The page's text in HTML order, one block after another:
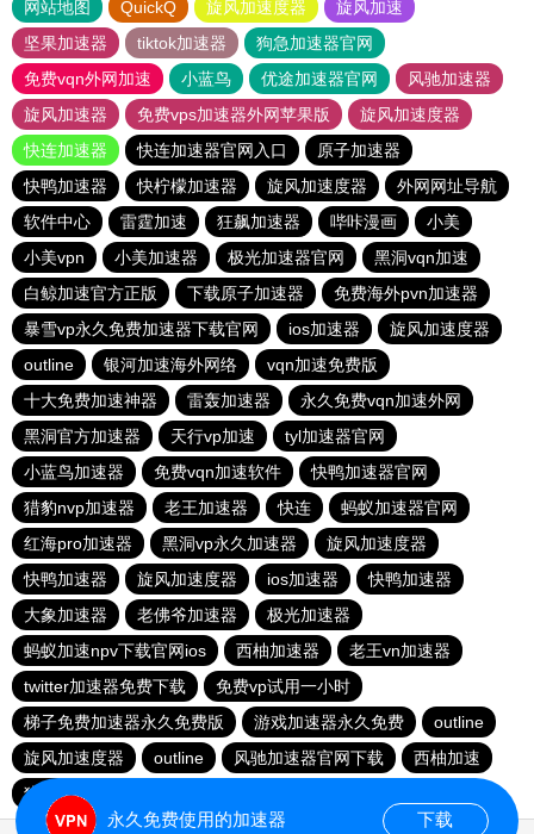
网站地图 QuickQ 旋风加速度器
旋风加速
坚果加速器
tiktok加速器
狗急加速器官网
免费vqn外网加速
小蓝鸟 优途加速器官网
风驰加速器
旋风加速器
免费vps加速器外网苹果版
旋风加速度器
快连加速器
快连加速器官网入口
原子加速器
快鸭加速器
快柠檬加速器 旋风加速度器
外网网址导航
软件中心
雷霆加速 狂飙加速器 哔咔漫画
小美
小美vpn
小美加速器 极光加速器官网
黑洞vqn加速
白鲸加速官方正版
下载原子加速器
免费海外pvn加速器
暴雪vp永久免费加速器下载官网
ios加速器
旋风加速度器
outline
银河加速海外网络
vqn加速免费版
十大免费加速神器
雷轰加速器
永久免费vqn加速外网
黑洞官方加速器
天行vp加速
tyl加速器官网
小蓝鸟加速器
免费vqn加速软件
快鸭加速器官网
猎豹nvp加速器
老王加速器 快连
蚂蚁加速器官网
红海pro加速器
黑洞vp永久加速器
旋风加速度器
快鸭加速器
旋风加速度器 ios加速器
快鸭加速器
大象加速器
老佛爷加速器
极光加速器
蚂蚁加速npv下载官网ios
西柚加速器
老王vn加速器
twitter加速器免费下载
免费vp试用一小时
梯子免费加速器永久免费版
游戏加速器永久免费
outline
旋风加速度器
outline 风驰加速器官网下载
西柚加速
猎豹加速器下载
永久免费使用的加速器 下载